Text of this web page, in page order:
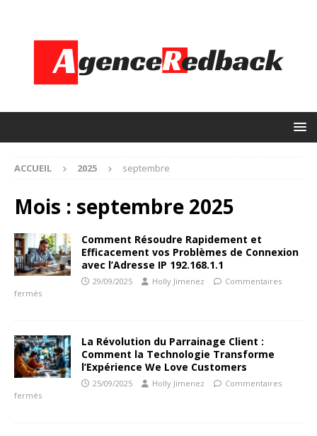
ACCUEIL 2025 septembre
Mois : septembre 2025
Comment Résoudre Rapidement et
Efficacement vos Problèmes de Connexion
avec l’Adresse IP 192.168.1.1
29/09/2025 Holly Jimenez
Commentaires
fermés
La Révolution du Parrainage Client :
Comment la Technologie Transforme
l’Expérience We Love Customers
25/09/2025 Holly Jimenez
Commentaires
fermés